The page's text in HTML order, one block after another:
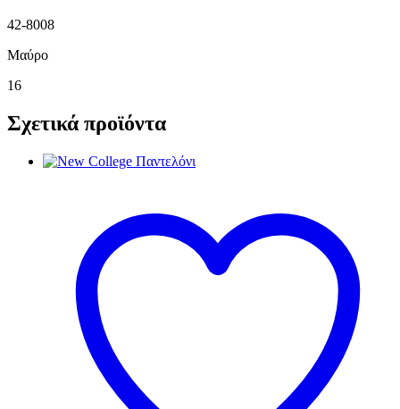
42-8008
Μαύρο
16
Σχετικά προϊόντα